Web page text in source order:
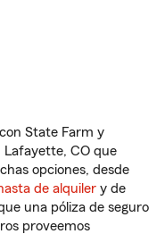
State Farm y
Lafayette, CO que
opciones, desde
de alquiler y de
una póliza de seguro
proveemos